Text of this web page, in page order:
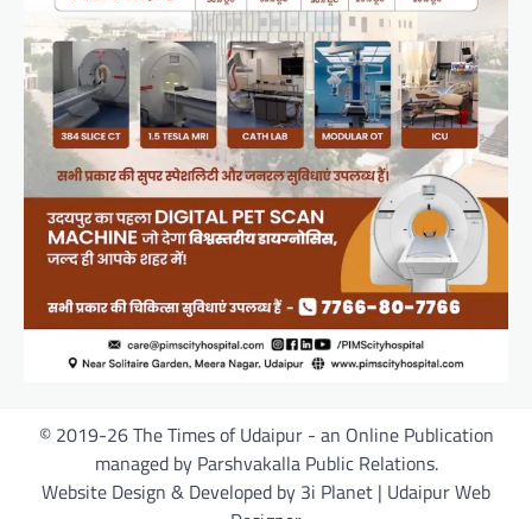
© 2019-26 The Times of Udaipur - an Online Publication
managed by Parshvakalla Public Relations.
Website Design & Developed by 3i Planet | Udaipur Web